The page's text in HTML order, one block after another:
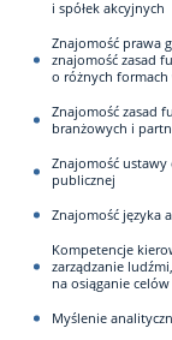
i spółek akcyjnych
Znajomość prawa
znajomość zasad
o różnych formach
Znajomość zasad
branżowych i
Znajomość
publicznej
Znajomość języka
Kompetencje
zarządzanie
na osiąganie celów
Myślenie